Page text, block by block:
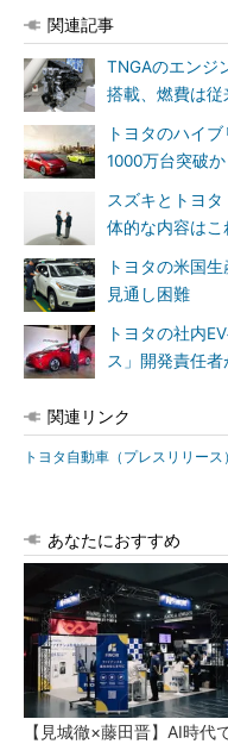
関連記事
TNGAのエンジ
搭載、燃費は
トヨタのハイ
1000万台突破か
スズキとトヨ
体的な内容はこ
トヨタの米国
見通し困難
トヨタの社内
ス」開発責任者
関連リンク
トヨタ自動車（プレスリリース）
あなたにおすすめ
【見城徹×藤田晋】AI時代